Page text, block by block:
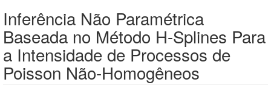
Inferência Não Paramétrica
Baseada no Método H-Splines Para
a Intensidade de Processos de
Poisson Não-Homogêneos